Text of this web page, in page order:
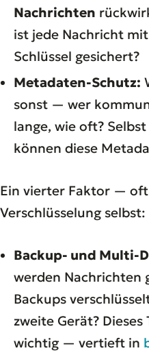
Nachrichten
ist jede Nachricht
Schlüssel gesichert?
Metadaten-Schutz:
sonst — wer
lange, wie oft?
können diese
Ein vierter Faktor —
Verschlüsselung selbst:
Backup- und Multi-
werden Nachrichten
Backups
zweite Gerät?
wichtig — vertieft in